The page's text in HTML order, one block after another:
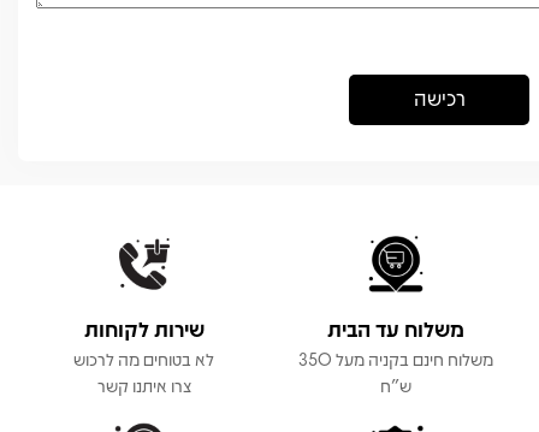
משלוח עד הבית
משלוח חינם בקניה מעל 350
ש"ח
שירות לקוחות
לא בטוחים מה לרכוש
צרו איתנו קשר